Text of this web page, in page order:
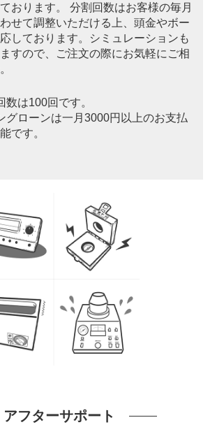
おります。 分割回数はお客様の毎月
せて調整いただける上、頭金やボー
しております。シミュレーションも
すので、ご注文の際にお気軽にご相
は100回です。
ローンは一月3000円以上のお支払
です。
アフターサポート